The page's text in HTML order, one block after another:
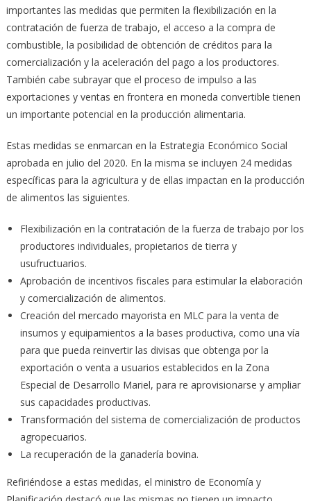
importantes las medidas que permiten la flexibilización en la
contratación de fuerza de trabajo, el acceso a la compra de
combustible, la posibilidad de obtención de créditos para la
comercialización y la aceleración del pago a los productores.
También cabe subrayar que el proceso de impulso a las
exportaciones y ventas en frontera en moneda convertible tienen
un importante potencial en la producción alimentaria.
Estas medidas se enmarcan en la Estrategia Económico Social
aprobada en julio del 2020. En la misma se incluyen 24 medidas
específicas para la agricultura y de ellas impactan en la producción
de alimentos las siguientes.
Flexibilización en la contratación de la fuerza de trabajo por los
productores individuales, propietarios de tierra y
usufructuarios.
Aprobación de incentivos fiscales para estimular la elaboración
y comercialización de alimentos.
Creación del mercado mayorista en MLC para la venta de
insumos y equipamientos a la bases productiva, como una vía
para que pueda reinvertir las divisas que obtenga por la
exportación o venta a usuarios establecidos en la Zona
Especial de Desarrollo Mariel, para re aprovisionarse y ampliar
sus capacidades productivas.
Transformación del sistema de comercialización de productos
agropecuarios.
La recuperación de la ganadería bovina.
Refiriéndose a estas medidas, el ministro de Economía y